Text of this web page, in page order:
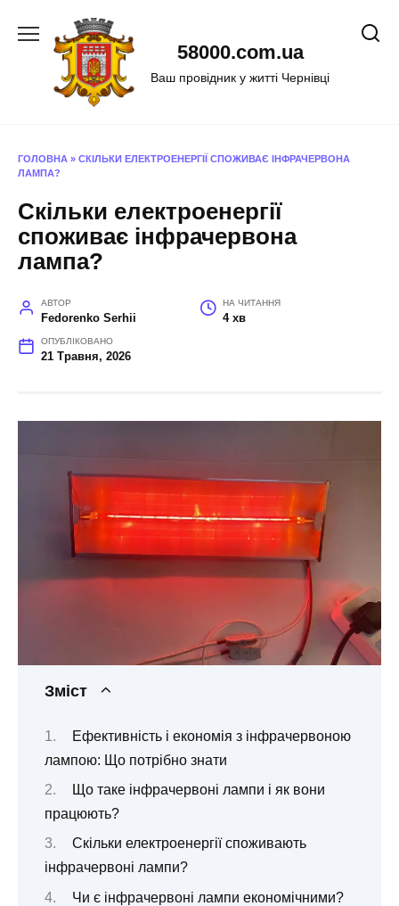
58000.com.ua
Ваш провідник у житті Чернівці
ГОЛОВНА » СКІЛЬКИ ЕЛЕКТРОЕНЕРГІЇ СПОЖИВАЄ ІНФРАЧЕРВОНА
ЛАМПА?
Скільки електроенергії
споживає інфрачервона
лампа?
АВТОР
Fedorenko Serhii
НА ЧИТАННЯ
4 хв
ОПУБЛІКОВАНО
21 Травня, 2026
Зміст
Ефективність і економія з інфрачервоною
лампою: Що потрібно знати
Що таке інфрачервоні лампи і як вони
працюють?
Скільки електроенергії споживають
інфрачервоні лампи?
Чи є інфрачервоні лампи економічними?